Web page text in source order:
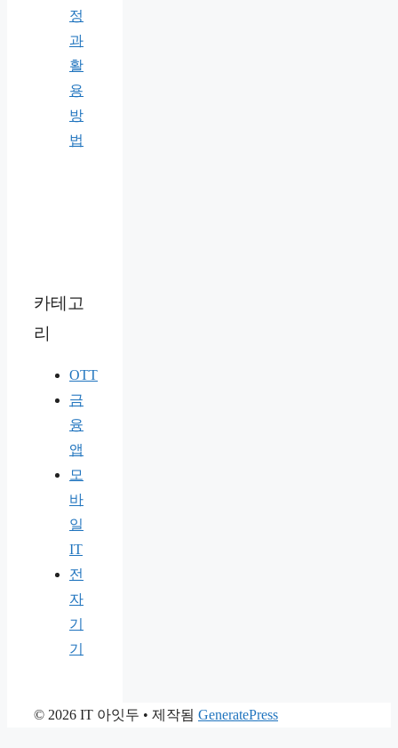
정
과
활
용
방
법
카테고
리
OTT
금
융
앱
모
바
일
IT
전
자
기
기
© 2026 IT 아잇두 • 제작됨 GeneratePress